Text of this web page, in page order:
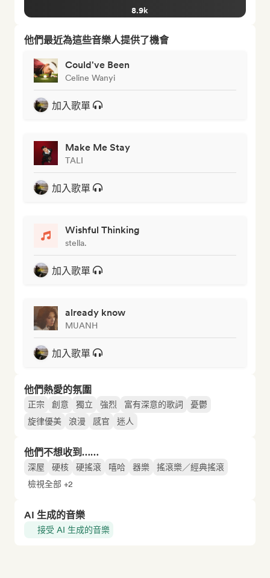
8.9k
他們最近為這些音樂人提供了機會
Could've Been
Celine Wanyi
加入歌單
Make Me Stay
TALI
加入歌單
Wishful Thinking
stella.
加入歌單
already know
MUANH
加入歌單
他們熱愛的氛圍
正宗 創意 獨立 強烈 富有深意的歌詞
憂鬱
旋律優美
浪漫 感官 迷人
他們不想收到……
深屋 硬核 硬搖滾 嘻哈 器樂
搖滾樂／經典搖滾
檢視全部 +2
AI 生成的音樂
接受 AI 生成的音樂